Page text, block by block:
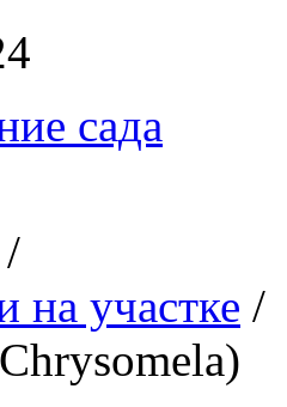
сада
/
на участке /